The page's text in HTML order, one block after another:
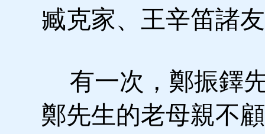
臧克家、王辛笛諸
有一次，鄭振鐸
鄭先生的老母親不